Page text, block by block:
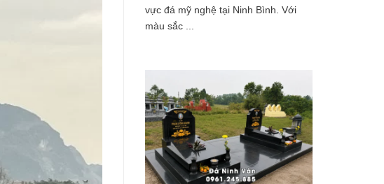
vực đá mỹ nghệ tại Ninh Bình. Với
màu sắc ...